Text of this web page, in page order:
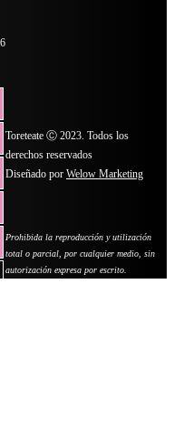
Toreteate Ⓒ 2023. Todos los
derechos reservados
Diseñado por Welow Marketing
Prohibida la reproducción y utilización
total o parcial, por cualquier medio, sin
autorización expresa por escrito.